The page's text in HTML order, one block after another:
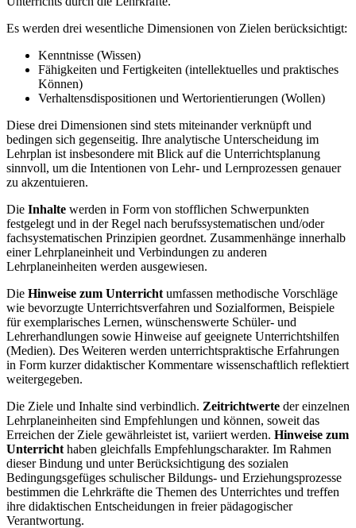
Es werden drei wesentliche Dimensionen von Zielen berücksichtigt:
Kenntnisse (Wissen)
Fähigkeiten und Fertigkeiten (intellektuelles und praktisches
Können)
Verhaltensdispositionen und Wertorientierungen (Wollen)
Diese drei Dimensionen sind stets miteinander verknüpft und
bedingen sich gegenseitig. Ihre analytische Unterscheidung im
Lehrplan ist insbesondere mit Blick auf die Unterrichtsplanung
sinnvoll, um die Intentionen von Lehr- und Lernprozessen genauer
zu akzentuieren.
Die Inhalte werden in Form von stofflichen Schwerpunkten
festgelegt und in der Regel nach berufssystematischen und/oder
fachsystematischen Prinzipien geordnet. Zusammenhänge innerhalb
einer Lehrplaneinheit und Verbindungen zu anderen
Lehrplaneinheiten werden ausgewiesen.
Die Hinweise zum Unterricht umfassen methodische Vorschläge
wie bevorzugte Unterrichtsverfahren und Sozialformen, Beispiele
für exemplarisches Lernen, wünschenswerte Schüler- und
Lehrerhandlungen sowie Hinweise auf geeignete Unterrichtshilfen
(Medien). Des Weiteren werden unterrichtspraktische Erfahrungen
in Form kurzer didaktischer Kommentare wissenschaftlich reflektiert
weitergegeben.
Die Ziele und Inhalte sind verbindlich. Zeitrichtwerte der einzelnen
Lehrplaneinheiten sind Empfehlungen und können, soweit das
Erreichen der Ziele gewährleistet ist, variiert werden. Hinweise zum
Unterricht haben gleichfalls Empfehlungscharakter. Im Rahmen
dieser Bindung und unter Berücksichtigung des sozialen
Bedingungsgefüges schulischer Bildungs- und Erziehungsprozesse
bestimmen die Lehrkräfte die Themen des Unterrichtes und treffen
ihre didaktischen Entscheidungen in freier pädagogischer
Verantwortung.